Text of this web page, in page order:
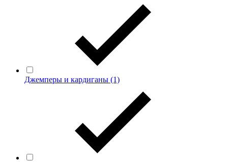
Джемперы и кардиганы (1)